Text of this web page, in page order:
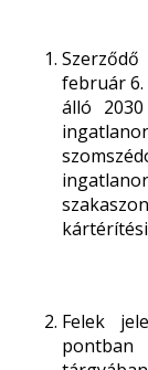
február
álló
Felek
pontban